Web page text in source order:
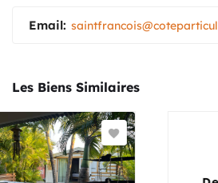
Email:
Les Biens Similaires